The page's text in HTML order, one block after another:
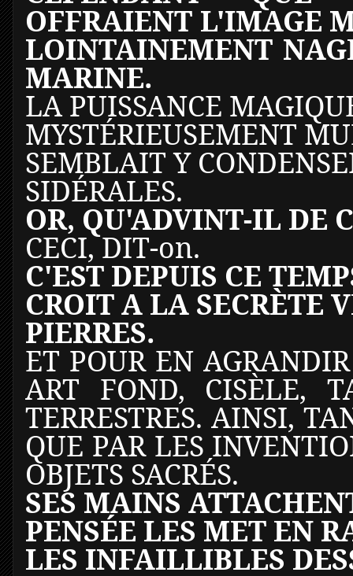
OFFRAIENT L'IMAGE
LOINTAINEMENT
MARINE.
LA PUISSANCE
MYSTÉRIEUSEMENT
SEMBLAIT Y
SIDÉRALES.
OR, QU'ADVINT-IL DE
CECI, DIT-on.
C'EST DEPUIS CE
CROIT A LA SECRÈTE
PIERRES.
ET POUR EN
ART FOND, CISÈLE,
TERRESTRES. AINSI,
QUE PAR LES
OBJETS SACRÉS.
SES MAINS
PENSÉE LES MET EN
LES INFAILLIBLES